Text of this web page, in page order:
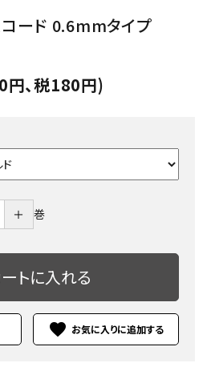
コード 0.6mmタイプ
、税180円)
＋ 巻
トに入れる
favorite